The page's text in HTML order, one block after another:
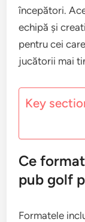
începători.
echipă și
pentru cei
jucătorii mai
Key
Ce
pub golf
Formatele